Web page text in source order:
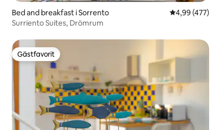
Bed and breakfast i Sorrento 4,99 av 5 i
4,99 (477)
Surriento Suites, Drömrum
Gästfavorit
Gästfavorit